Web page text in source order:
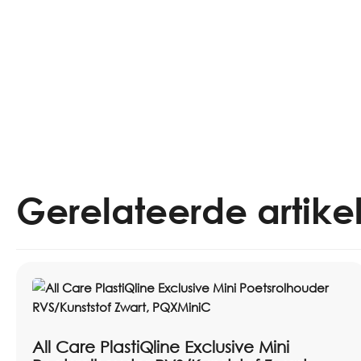
Gerelateerde
All Care PlastiQline Exclusive Mini